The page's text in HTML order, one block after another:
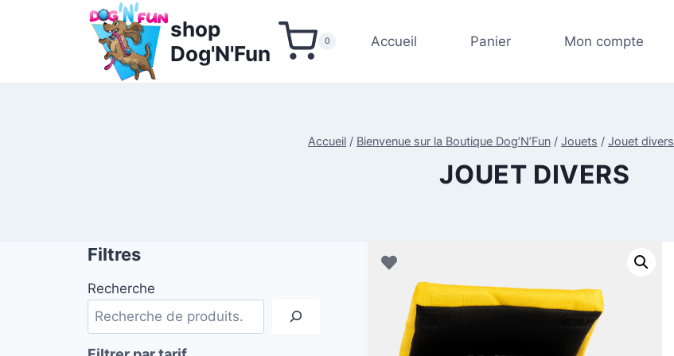
shop
Dog'N'Fun
0 Accueil Panier Mon compte
Accueil / Bienvenue sur la Boutique Dog’N’Fun / Jouets / Jouet divers
JOUET DIVERS
Filtres
Recherche